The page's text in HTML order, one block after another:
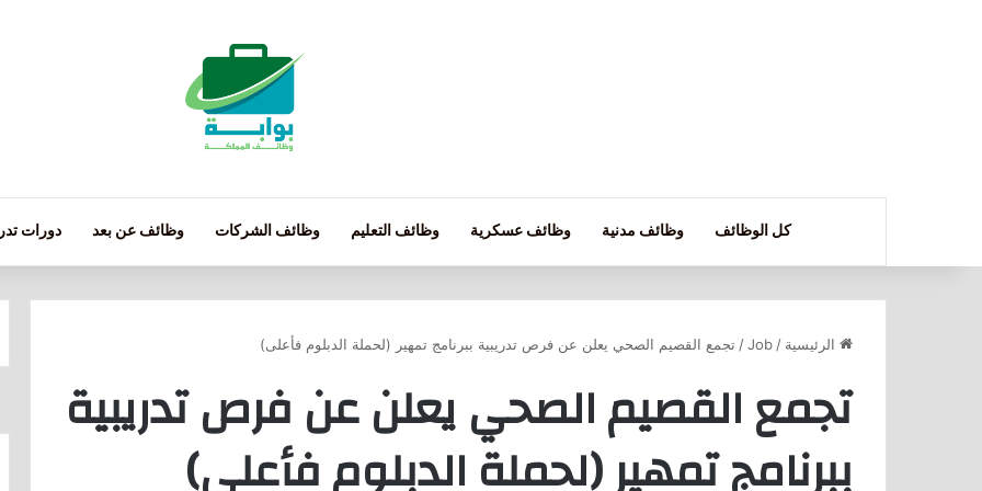
كل الوظائف وظائف مدنية وظائف عسكرية وظائف التعليم وظائف الشركات وظائف عن بعد دورات
الرئيسية /
Job
/ تجمع القصيم الصحي يعلن عن فرص تدريبية ببرنامج تمهير (لحملة الدبلوم فأعلى)
تجمع القصيم الصحي يعلن عن فرص تدريبية
ببرنامج تمهير (لحملة الدبلوم فأعلى)